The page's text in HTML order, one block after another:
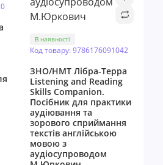
В наявності
Код товару: 9786176091042
ЗНО/НМТ Лібра-Терра
Listening and Reading
Skills Companion.
Посібник для практики
аудіювання та
зорового сприймання
текстів англійською
мовою з
аудіосупроводом